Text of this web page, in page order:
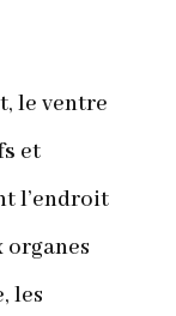
le ventre
et
l’endroit
les